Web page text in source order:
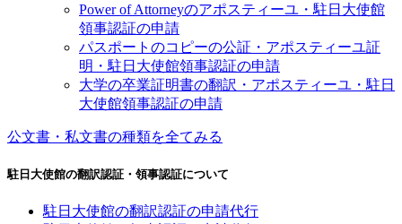
Power of Attorneyのアポスティーユ・駐日大使館
領事認証の申請
パスポートのコピーの公証・アポスティーユ証
明・駐日大使館領事認証の申請
大学の卒業証明書の翻訳・アポスティーユ・駐日
大使館領事認証の申請
公文書・私文書の種類を全てみる
駐日大使館の翻訳認証・領事認証について
駐日大使館の翻訳認証の申請代行